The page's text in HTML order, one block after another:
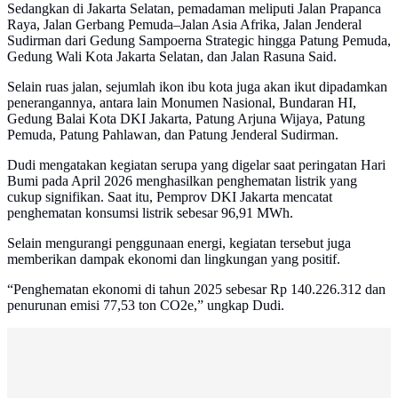
Sedangkan di Jakarta Selatan, pemadaman meliputi Jalan Prapanca
Raya, Jalan Gerbang Pemuda–Jalan Asia Afrika, Jalan Jenderal
Sudirman dari Gedung Sampoerna Strategic hingga Patung Pemuda,
Gedung Wali Kota Jakarta Selatan, dan Jalan Rasuna Said.
Selain ruas jalan, sejumlah ikon ibu kota juga akan ikut dipadamkan
penerangannya, antara lain Monumen Nasional, Bundaran HI,
Gedung Balai Kota DKI Jakarta, Patung Arjuna Wijaya, Patung
Pemuda, Patung Pahlawan, dan Patung Jenderal Sudirman.
Dudi mengatakan kegiatan serupa yang digelar saat peringatan Hari
Bumi pada April 2026 menghasilkan penghematan listrik yang
cukup signifikan. Saat itu, Pemprov DKI Jakarta mencatat
penghematan konsumsi listrik sebesar 96,91 MWh.
Selain mengurangi penggunaan energi, kegiatan tersebut juga
memberikan dampak ekonomi dan lingkungan yang positif.
“Penghematan ekonomi di tahun 2025 sebesar Rp 140.226.312 dan
penurunan emisi 77,53 ton CO2e,” ungkap Dudi.